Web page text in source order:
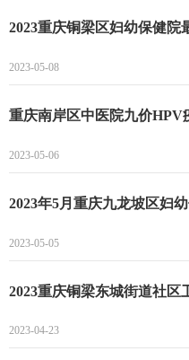
2023-05-08
2023-05-06
2023-05-05
2023-04-23